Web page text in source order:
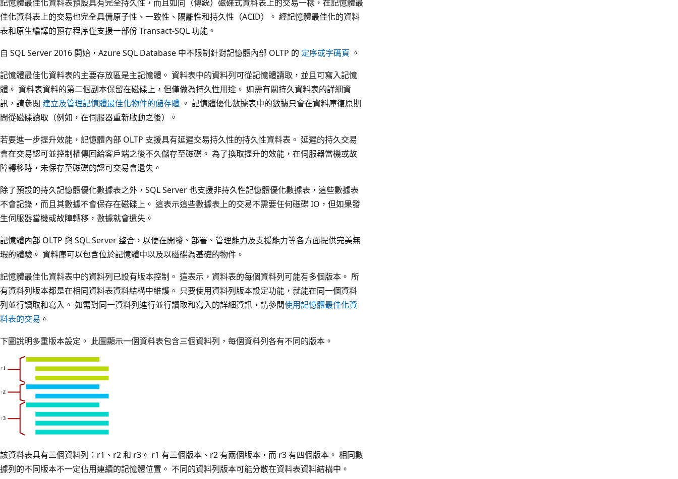
記憶體最佳化資料表預設具有完全持久性，而且如同（傳統）磁碟式資料表上的交易一樣，在記憶體最
佳化資料表上的交易也完全具備原子性、一致性、隔離性和持久性（ACID）。 經記憶體最佳化的資料
表和原生編譯的預存程序僅支援一部份 Transact-SQL 功能。
自 SQL Server 2016 開始，Azure SQL Database 中不限制針對記憶體內部 OLTP 的 定序或字碼頁 。
記憶體最佳化資料表的主要存放區是主記憶體。 資料表中的資料列可從記憶體讀取，並且可寫入記憶
體。 資料表資料的第二個副本保留在磁碟上，但僅做為持久性用途。 如需有關持久資料表的詳細資
訊，請參閱 建立及管理記憶體最佳化物件的儲存體 。 記憶體優化數據表中的數據只會在資料庫復原期
間從磁碟讀取（例如，在伺服器重新啟動之後）。
若要進一步提升效能，記憶體內部 OLTP 支援具有延遲交易持久性的持久性資料表。 延遲的持久交易
會在交易認可並控制權傳回給客戶端之後不久儲存至磁碟。 為了換取提升的效能，在伺服器當機或故
障轉移時，未保存至磁碟的認可交易會遺失。
除了預設的持久記憶體優化數據表之外，SQL Server 也支援非持久性記憶體優化數據表，這些數據表
不會記錄，而且其數據不會保存在磁碟上。 這表示這些數據表上的交易不需要任何磁碟 IO，但如果發
生伺服器當機或故障轉移，數據就會遺失。
記憶體內部 OLTP 與 SQL Server 整合，以便在開發、部署、管理能力及支援能力等各方面提供完美無
瑕的體驗。 資料庫可以包含位於記憶體中以及以磁碟為基礎的物件。
記憶體最佳化資料表中的資料列已設有版本控制。 這表示，資料表的每個資料列可能有多個版本。 所
有資料列版本都是在相同資料表資料結構中維護。 只要使用資料列版本設定功能，就能在同一個資料
列並行讀取和寫入。 如需對同一資料列進行並行讀取和寫入的詳細資訊，請參閱使用記憶體最佳化資
料表的交易 。
下圖說明多重版本設定。 此圖顯示一個資料表包含三個資料列，每個資料列各有不同的版本。
該資料表具有三個資料列：r1、r2 和 r3。 r1 有三個版本、r2 有兩個版本，而 r3 有四個版本。 相同數
據列的不同版本不一定佔用連續的記憶體位置。 不同的資料列版本可能分散在資料表資料結構中。